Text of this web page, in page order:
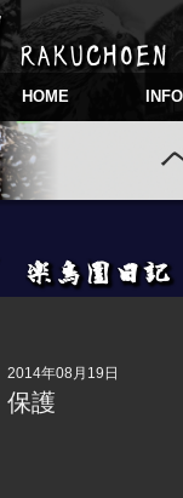
HOME
2014年08月19日
保護